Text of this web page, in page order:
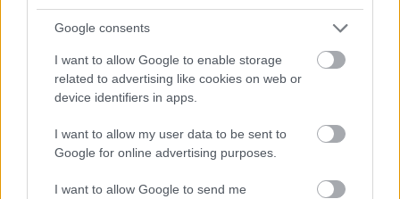
Google consents
I want to allow Google to enable storage
related to advertising like cookies on web or
device identifiers in apps.
I want to allow my user data to be sent to
Google for online advertising purposes.
I want to allow Google to send me
↳ Válasz @ÜvöltőV8
Versenyeznikénevagymi
Jó a username :)